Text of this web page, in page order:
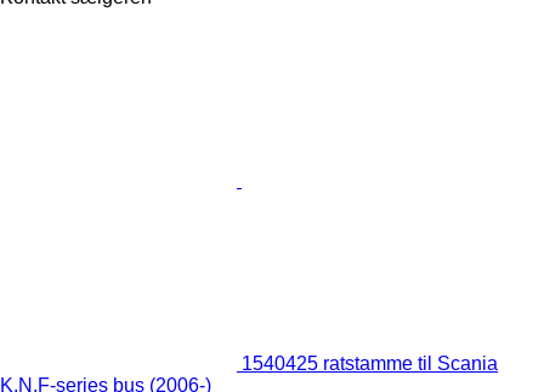
1540425 ratstamme til Scania
K,N,F-series bus (2006-)